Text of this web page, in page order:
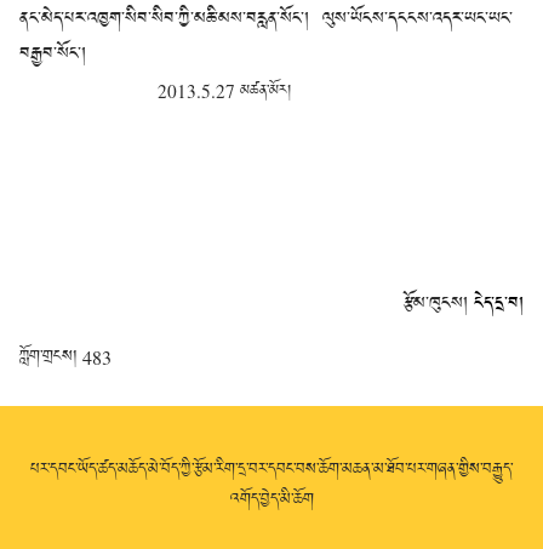
ནང་མེད་པར་འཁྱག་སིབ་སིབ་ཀྱི་མཆི་མས་བརླན་སོང་། ལུས་ཡོངས་དངངས་འདར་ཡང་ཡང་
བརྒྱབ་སོང་།
2013.5.27 མཚན་མོར།
རྩོམ་ཁུངས། ངེད་དྲ་བ།
ཀློག་གྲངས། 483
པར་དབང་ཡོད་ཚད་མཆོད་མེ་བོད་ཀྱི་རྩོམ་རིག་དྲ་བར་དབང་བས་ཆོག་མཆན་མ་ཐོབ་པར་གཞན་གྱིས་བརྒྱུད་
འགོད་བྱེད་མི་ཆོག